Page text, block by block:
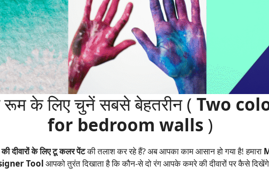
के लिए चुनें सबसे बेहतरीन ( Two
for bedroom walls )
दीवारों के लिए टू कलर पेंटकी तलाश कर रहे हैं? अब आपका काम आसान हो गया है! हमारा
Tool आपको तुरंत दिखाता है कि कौन-से दो रंग आपके कमरे की दीवारों पर कैसे